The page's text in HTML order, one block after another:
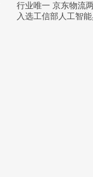
行业唯一 京东物流
入选工信部人工智